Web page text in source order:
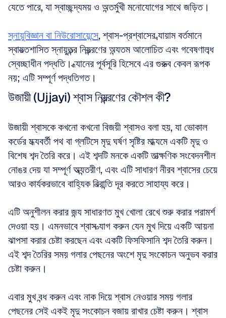
যেতে পারে, যা স্বাচ্ছন্দ্যময় ও অন্তর্মুখী মনোযোগের সাথে জড়িত।
স্নায়ুবিজ্ঞান বা নিউরোসায়েন্সে, শ্বাস-প্রশ্বাসের ব্যায়াম বর্তমানে
স্বায়ত্তশাসিত স্নায়ুতন্ত্র নিয়ন্ত্রণের অন্যতম আলোচিত এবং গবেষণালব্ধ
স্বেচ্ছাধীন পদ্ধতি। ধ্যানের পূর্বসূরি হিসেবে এর গুরুত্ব কেবল রূপক
নয়; এটি সম্পূর্ণ পদ্ধতিগত।
উজায়ী (Ujjayi) শ্বাস নিয়ন্ত্রণের কৌশল কী?
উজায়ী শ্বাসকে কখনো কখনো বিজয়ী শ্বাসও বলা হয়, যা ভোকাল
কর্ডের মধ্যবর্তী পথ বা গ্লটিসে মৃদু ঘর্ষণ সৃষ্টির মাধ্যমে একটি মৃদু ও
বিশেষ শব্দ তৈরি করে। এই শব্দটি মনকে একটি তাত্ক্ষণিক সংবেদনশীল
নোঙর দেয় যা সম্পূর্ণ অভ্যন্তরীণ, এবং এটি সাধারণ নীরব শ্বাসের চেয়ে
আরও কার্যকরভাবে বাহ্যিক বিভ্রান্তি দূর করতে সাহায্য করে।
এটি অনুশীলন করার জন্য সাধারণত মুখ খোলা রেখে শুরু করার পরামর্শ
দেওয়া হয়। এমনভাবে শ্বাস ত্যাগ করুন যেন মুখ দিয়ে একটি আয়না
ঝাপসা করার চেষ্টা করছেন এবং একটি ফিসফিসানি শব্দ তৈরি করুন।
এই শব্দ তৈরির সময় গলার পেছনের অংশে মৃদু সংকোচন অনুভব করার
চেষ্টা করুন।
এবার মুখ বন্ধ করুন এবং নাক দিয়ে শ্বাস নেওয়ার সময় গলার
পেছনের সেই একই মৃদু সংকোচন বজায় রাখার চেষ্টা করুন। শ্বাস